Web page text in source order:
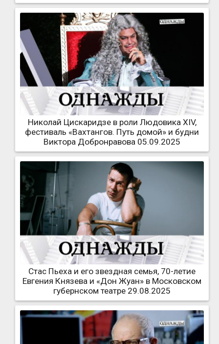
Николай Цискаридзе в роли Людовика XIV,
фестиваль «Вахтангов. Путь домой» и будни
Виктора Добронравова 05.09.2025
Стас Пьеха и его звездная семья, 70-летие
Евгения Князева и «Дон Жуан» в Московском
губернском театре 29.08.2025